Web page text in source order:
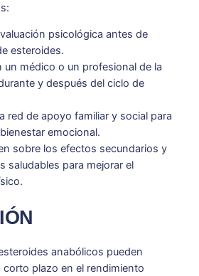
psicológica antes de
esteroides.
un médico o un profesional de la
y después del ciclo de
red de apoyo familiar y social para
emocional.
sobre los efectos secundarios y
saludables para mejorar el
anabólicos pueden
plazo en el rendimiento